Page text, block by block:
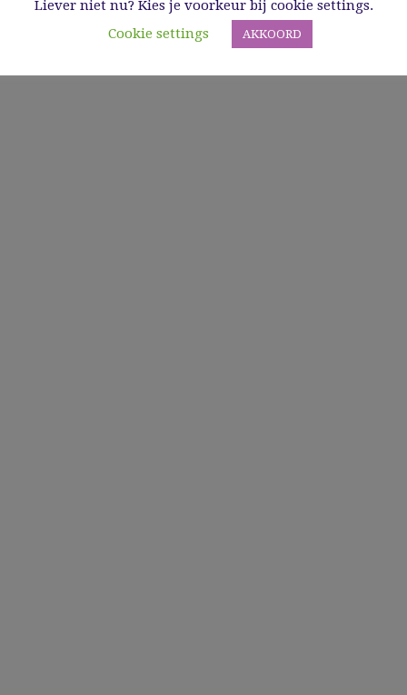
Liever niet nu? Kies je voorkeur bij cookie settings.
Cookie settings
AKKOORD